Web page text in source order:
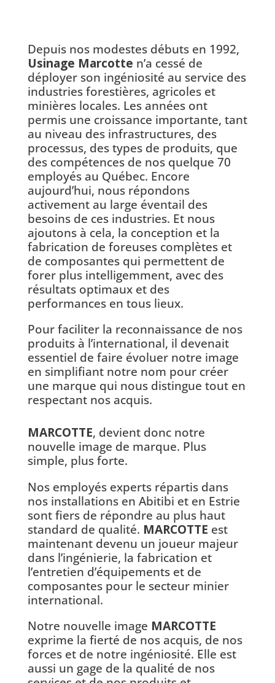
Depuis nos modestes débuts en 1992,
Usinage Marcotte n’a cessé de
déployer son ingéniosité au service des
industries forestières, agricoles et
minières locales. Les années ont
permis une croissance importante, tant
au niveau des infrastructures, des
processus, des types de produits, que
des compétences de nos quelque 70
employés au Québec. Encore
aujourd’hui, nous répondons
activement au large éventail des
besoins de ces industries. Et nous
ajoutons à cela, la conception et la
fabrication de foreuses complètes et
de composantes qui permettent de
forer plus intelligemment, avec des
résultats optimaux et des
performances en tous lieux.
Pour faciliter la reconnaissance de nos
produits à l’international, il devenait
essentiel de faire évoluer notre image
en simplifiant notre nom pour créer
une marque qui nous distingue tout en
respectant nos acquis.
MARCOTTE, devient donc notre
nouvelle image de marque. Plus
simple, plus forte.
Nos employés experts répartis dans
nos installations en Abitibi et en Estrie
sont fiers de répondre au plus haut
standard de qualité. MARCOTTE est
maintenant devenu un joueur majeur
dans l’ingénierie, la fabrication et
l’entretien d’équipements et de
composantes pour le secteur minier
international.
Notre nouvelle image MARCOTTE
exprime la fierté de nos acquis, de nos
forces et de notre ingéniosité. Elle est
aussi un gage de la qualité de nos